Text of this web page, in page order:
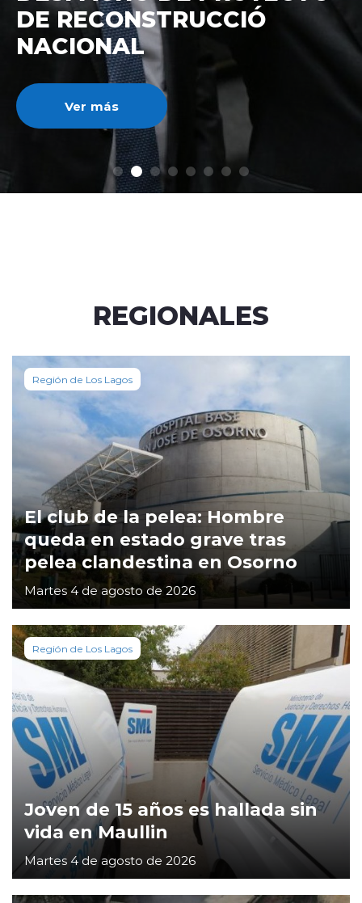
DE RECONSTRUCCIÓ
NACIONAL
Ver más
REGIONALES
Región de Los Lagos
El club de la pelea: Hombre
queda en estado grave tras
pelea clandestina en Osorno
Martes 4 de agosto de 2026
Región de Los Lagos
Joven de 15 años es hallada sin
vida en Maullin
Martes 4 de agosto de 2026